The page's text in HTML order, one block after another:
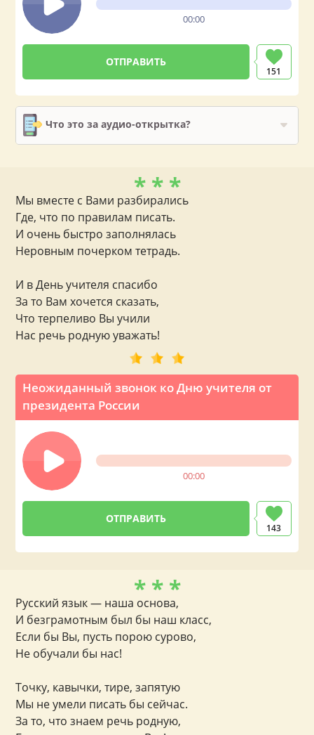
00:00
151
Что это за аудио-открытка?
Неожиданный звонок ко Дню учителя от
президента России
00:00
143
* * *
Мы вместе с Вами разбирались
Где, что по правилам писать.
И очень быстро заполнялась
Неровным почерком тетрадь.
И в День учителя спасибо
За то Вам хочется сказать,
Что терпеливо Вы учили
Нас речь родную уважать!
* * *
Русский язык — наша основа,
И безграмотным был бы наш класс,
Если бы Вы, пусть порою сурово,
Не обучали бы нас!
Точку, кавычки, тире, запятую
Мы не умели писать бы сейчас.
За то, что знаем речь родную,